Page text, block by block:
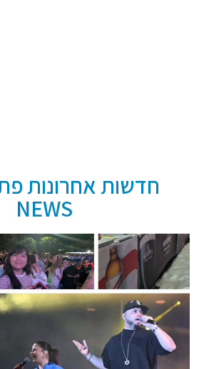
חדשות אחרונות
NEWS